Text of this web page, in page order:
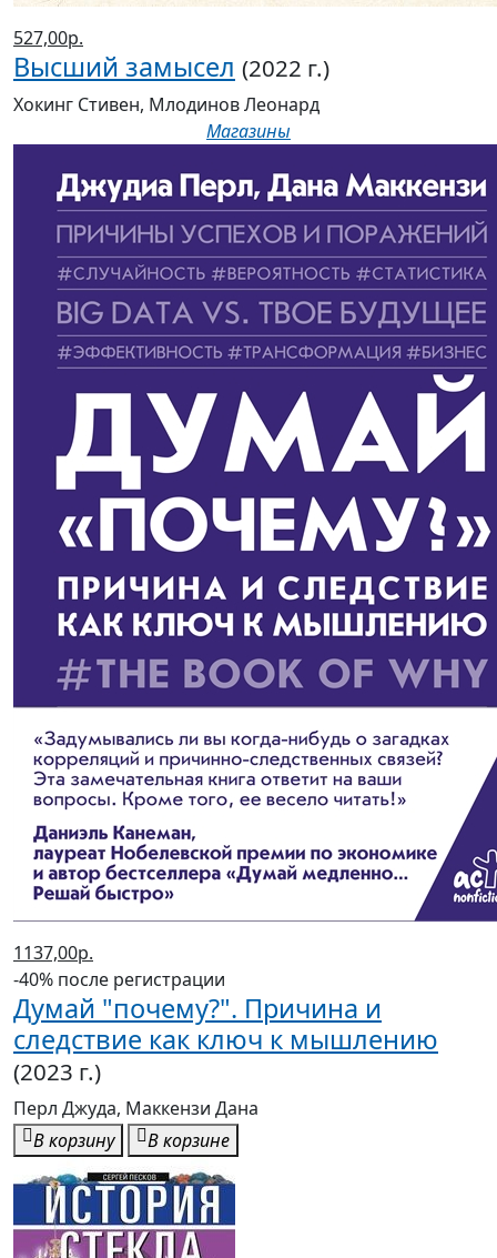
527,00р.
Высший замысел (2022 г.)
Хокинг Стивен, Млодинов Леонард
Магазины
1137,00р.
-40% после регистрации
Думай "почему?". Причина и
следствие как ключ к мышлению
(2023 г.)
Перл Джуда, Маккензи Дана
В корзину
В корзине